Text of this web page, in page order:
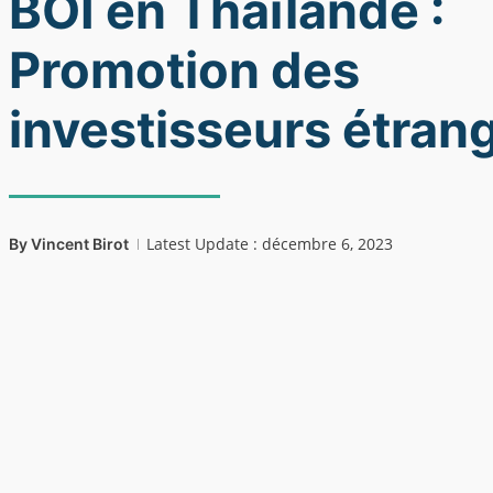
Promotion des
investisseurs
ByVincent Birot Latest Update : décembre 6, 2023